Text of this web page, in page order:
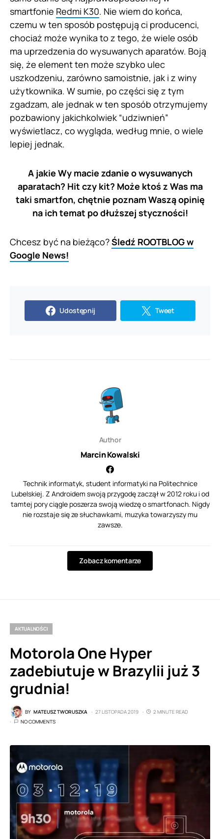
smartfonie Redmi K30. Nie wiem do końca,
czemu w ten sposób postępują ci producenci,
chociaż może wynika to z tego, że wiele osób
ma uprzedzenia do wysuwanych aparatów. Boją
się, że element ten może szybko ulec
uszkodzeniu, zarówno samoistnie, jak i z winy
użytkownika. W sumie, po części się z tym
zgadzam, ale jednak w ten sposób otrzymujemy
pozbawiony jakichkolwiek “udziwnień”
wyświetlacz, co wygląda, według mnie, o wiele
lepiej jednak.
A jakie Wy macie zdanie o wysuwanych
aparatach? Hit czy kit? Może ktoś z Was ma
taki smartfon, chętnie poznam Waszą opinię
na ich temat po dłuższej styczności!
Chcesz być na bieżąco?Śledź ROOTBLOG w
Google News!
Udostępnij Tweet
Author
Marcin Kowalski
Technik informatyk, student informatyki na Politechnice
Lubelskiej. Z Androidem swoją przygodę zaczął w 2012 roku i od
tamtej pory ciągle poszerza swoją wiedzę o smartfonach. Nigdy
nie rozstaje się ze słuchawkami, muzyka towarzyszy mu
zawsze.
Zobacz komentarze
AKTUALNOŚCI
Motorola One Hyper
zadebiutuje w Brazylii już 3
grudnia!
BY MATEUSZ TWORUSZKA 27 LISTOPADA 2019
2 MINUTE READ
NO COMMENTS